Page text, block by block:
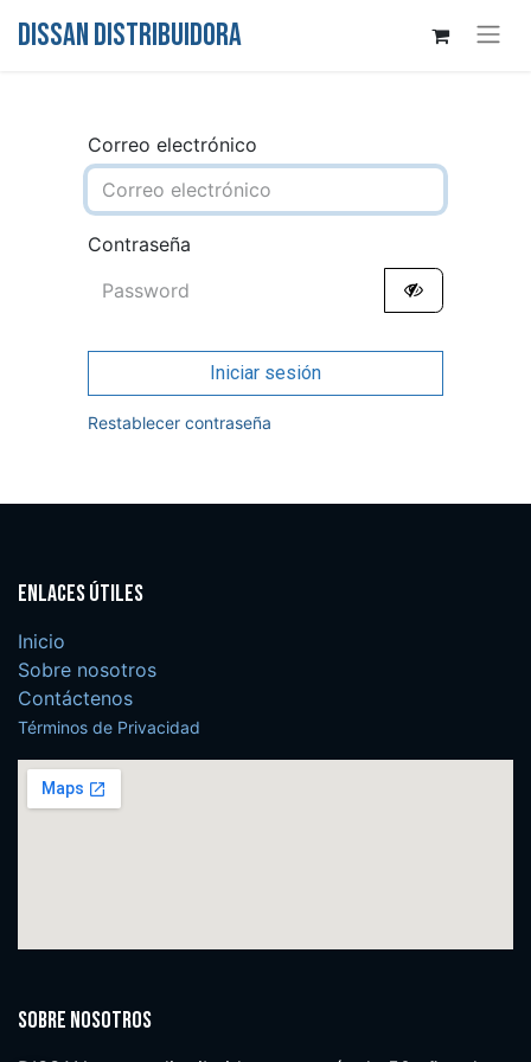
DISSAN DISTRIBUIDORA
Correo electrónico
Contraseña
Iniciar sesión
Restablecer contraseña
Enlaces útiles
Inicio
Sobre nosotros
Contáctenos
Términos de Privacidad
Sobre nosotros